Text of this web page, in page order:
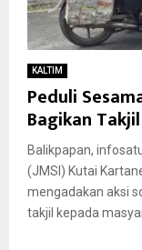
KALTIM
Peduli
Bagikan
Balikpapan,
(JMSI) Kutai
mengadakan aksi
takjil kepada